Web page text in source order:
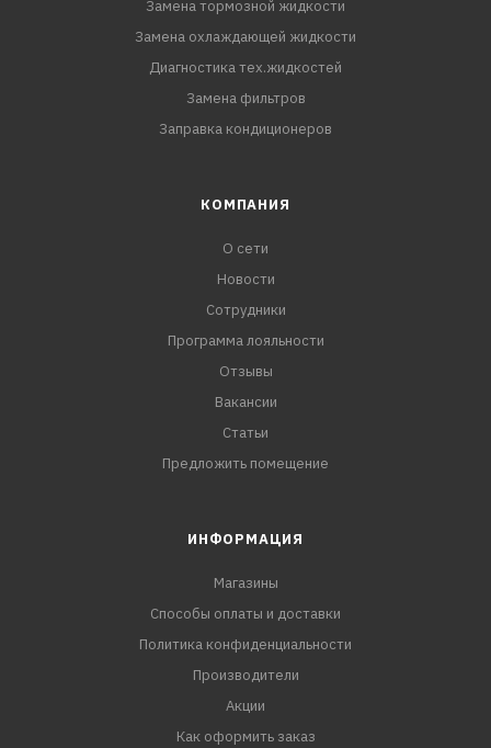
Замена тормозной жидкости
Замена охлаждающей жидкости
Диагностика тех.жидкостей
Замена фильтров
Заправка кондиционеров
КОМПАНИЯ
О сети
Новости
Сотрудники
Программа лояльности
Отзывы
Вакансии
Статьи
Предложить помещение
ИНФОРМАЦИЯ
Магазины
Способы оплаты и доставки
Политика конфиденциальности
Производители
Акции
Как оформить заказ